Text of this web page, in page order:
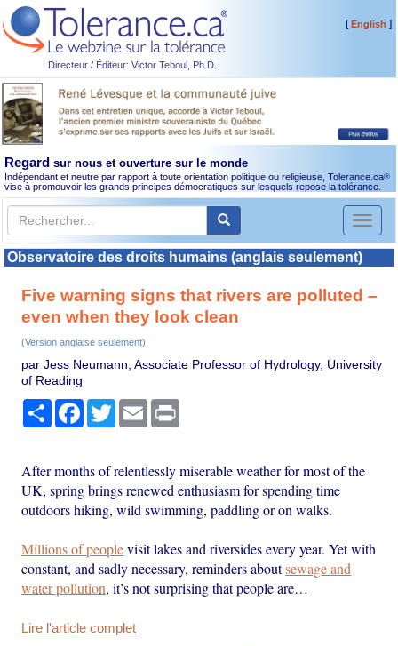
Directeur / Éditeur: Victor Teboul, Ph.D.
[English ]
Regard sur nous et ouverture sur le monde
Indépendant et neutre par rapport à toute orientation politique ou religieuse, Tolerance.ca®
vise à promouvoir les grands principes démocratiques sur lesquels repose la tolérance.
Toggle
Observatoire des droits humains (anglais seulement)
Five warning signs that rivers are polluted –
even when they look clean
(Version anglaise seulement)
par Jess Neumann, Associate Professor of Hydrology, University
of Reading
PartagerFacebook
TwitterEmail
After months of relentlessly miserable weather for most of the
UK, spring brings renewed enthusiasm for spending time
outdoors hiking, wild swimming, paddling or on walks.
Millions of peoplevisit lakes and riversides every year. Yet with
constant, and sadly necessary, reminders aboutsewage and
water pollution, it’s not surprising that people are…
Lire l'article complet